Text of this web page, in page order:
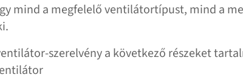
mind a megfelelő ventilátortípust, mind a
szerelvény a következő részeket